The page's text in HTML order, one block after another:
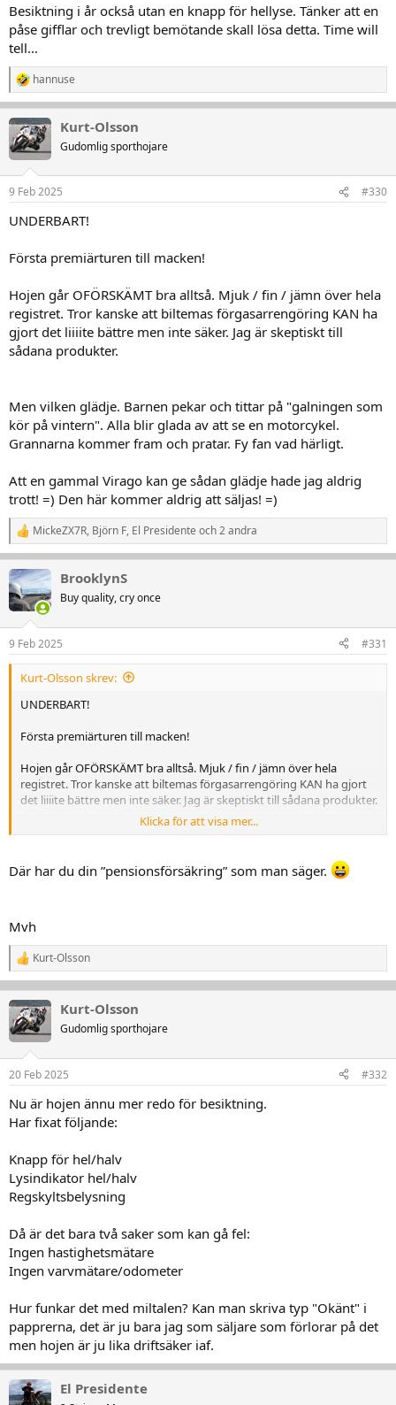
Besiktning i år också utan en knapp för hellyse. Tänker att en
påse gifflar och trevligt bemötande skall lösa detta. Time will
tell...
R
e
a
k
t
i
e
:
hannuse
Kurt-Olsson
Gudomlig sporthojare
9 Feb 2025 #330
UNDERBART!
Första premiärturen till macken!
Hojen går OFÖRSKÄMT bra alltså. Mjuk / fin / jämn över hela
registret. Tror kanske att biltemas förgasarrengöring KAN ha
gjort det liiiite bättre men inte säker. Jag är skeptiskt till
sådana produkter.
Men vilken glädje. Barnen pekar och tittar på "galningen som
kör på vintern". Alla blir glada av att se en motorcykel.
Grannarna kommer fram och pratar. Fy fan vad härligt.
Att en gammal Virago kan ge sådan glädje hade jag aldrig
trott! =) Den här kommer aldrig att säljas! =)
R
e
k
t
i
e
r
MickeZX7R, Björn F, El Presidente och 2 andra
BrooklynS
Buy quality, cry once
9 Feb 2025 #331
Kurt-Olsson skrev:
UNDERBART!
Första premiärturen till macken!
Hojen går OFÖRSKÄMT bra alltså. Mjuk / fin / jämn över hela
registret. Tror kanske att biltemas förgasarrengöring KAN ha gjort
det liiiite bättre men inte säker. Jag är skeptiskt till sådana produkter.
vintern". Alla blir glada av att se en motorcykel. Grannarna kommer
fram och pratar. Fy fan vad härligt.
Den här kommer aldrig att säljas! =)
Klicka för att visa mer...
Där har du din ”pensionsförsäkring” som man säger.
Mvh
R
e
a
k
t
i
n
e
:
Kurt-Olsson
Kurt-Olsson
Gudomlig sporthojare
20 Feb 2025 #332
Nu är hojen ännu mer redo för besiktning.
Har fixat följande:
Knapp för hel/halv
Lysindikator hel/halv
Regskyltsbelysning
Då är det bara två saker som kan gå fel:
Ingen hastighetsmätare
Ingen varvmätare/odometer
Hur funkar det med miltalen? Kan man skriva typ "Okänt" i
papprerna, det är ju bara jag som säljare som förlorar på det
men hojen är ju lika driftsäker iaf.
El Presidente